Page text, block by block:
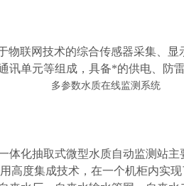
物联网技术的综合传感器采集、显
讯单元等组成，具备*的供电、防
体化抽取式微型水质自动监测站
高度集成技术，在一个机柜内实现